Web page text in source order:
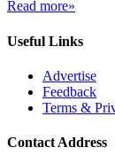
Read more»
Useful Links
Advertise
Feedback
Terms &
Contact Address